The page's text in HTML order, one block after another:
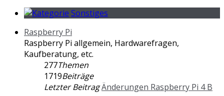
Sonstiges
Raspberry Pi
Raspberry Pi allgemein, Hardwarefragen,
Kaufberatung, etc.
277Themen
1719Beiträge
Letzter BeitragÄnderungen Raspberry Pi 4 B